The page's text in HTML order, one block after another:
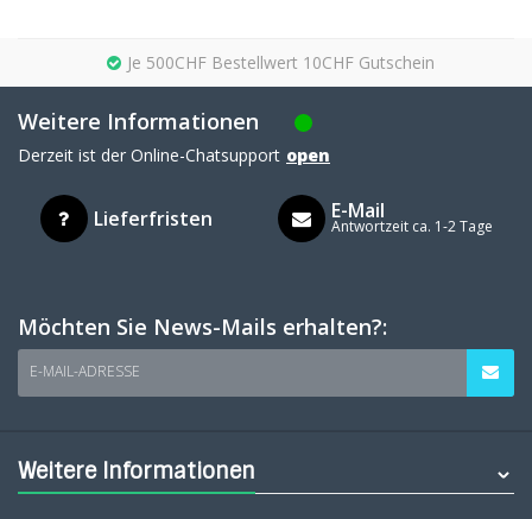
Je 500CHF Bestellwert 10CHF Gutschein
Weitere Informationen
Derzeit ist der Online-Chatsupport open
Lieferfristen E-Mail
Antwortzeit ca. 1-2 Tage
Möchten Sie News-Mails erhalten?:
E-MAIL-ADRESSE
Weitere Informationen